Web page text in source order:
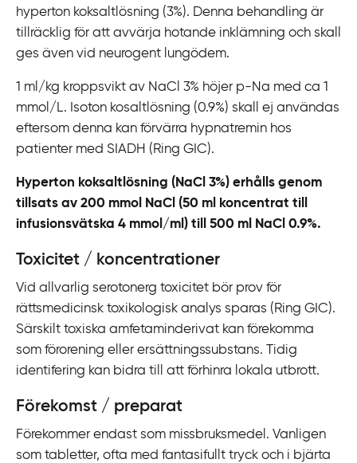
hyperton koksaltlösning (3%). Denna behandling är
tillräcklig för att avvärja hotande inklämning och skall
ges även vid neurogent lungödem.
1 ml/kg kroppsvikt av NaCl 3% höjer p-Na med ca 1
mmol/L. Isoton kosaltlösning (0.9%) skall ej användas
eftersom denna kan förvärra hypnatremin hos
patienter med SIADH (Ring GIC).
Hyperton koksaltlösning (NaCl 3%) erhålls genom
tillsats av 200 mmol NaCl (50 ml koncentrat till
infusionsvätska 4 mmol/ml) till 500 ml NaCl 0.9%.
Toxicitet / koncentrationer
Vid allvarlig serotonerg toxicitet bör prov för
rättsmedicinsk toxikologisk analys sparas (Ring GIC).
Särskilt toxiska amfetaminderivat kan förekomma
som förorening eller ersättningssubstans. Tidig
identifering kan bidra till att förhinra lokala utbrott.
Förekomst / preparat
Förekommer endast som missbruksmedel. Vanligen
som tabletter, ofta med fantasifullt tryck och i bjärta